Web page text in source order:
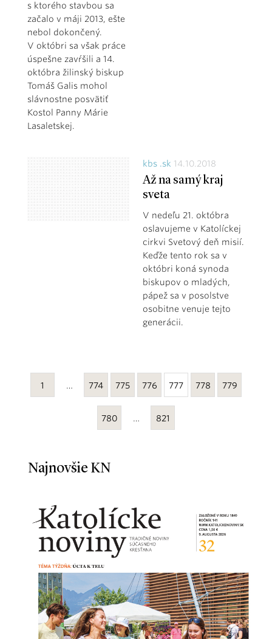
s ktorého stavbou sa
začalo v máji 2013, ešte
nebol dokončený.
V októbri sa však práce
úspešne zavŕšili a 14.
októbra žilinský biskup
Tomáš Galis mohol
slávnostne posvätiť
Kostol Panny Márie
Lasaletskej.
kbs .sk 14.10.2018
Až na samý kraj
sveta
V nedeľu 21. októbra
oslavujeme v Katolíckej
cirkvi Svetový deň misií.
Keďže tento rok sa v
októbri koná synoda
biskupov o mladých,
pápež sa v posolstve
osobitne venuje tejto
generácii.
1 … 774 775 776 777 778 779
780 … 821
Najnovšie KN